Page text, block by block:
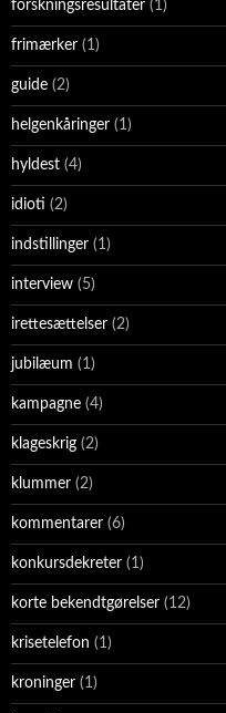
forskningsresultater (1)
frimærker (1)
guide (2)
helgenkåringer (1)
hyldest (4)
idioti (2)
indstillinger (1)
interview (5)
irettesættelser (2)
jubilæum (1)
kampagne (4)
klageskrig (2)
klummer (2)
kommentarer (6)
konkursdekreter (1)
korte bekendtgørelser (12)
krisetelefon (1)
kroninger (1)